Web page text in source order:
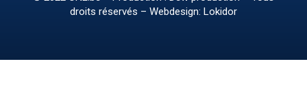
droits réservés – Webdesign: Lokidor